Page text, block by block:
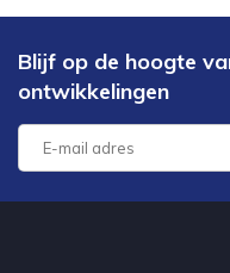
Blijf op de hoogte
ontwikkelingen